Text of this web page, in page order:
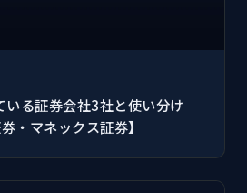
いる証券会社3社と使い分け
・マネックス証券】